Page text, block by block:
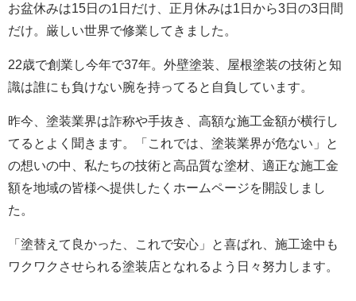
お盆休みは15日の1日だけ、正月休みは1日から3日の3日間
だけ。厳しい世界で修業してきました。
22歳で創業し今年で37年。外壁塗装、屋根塗装の技術と知
識は誰にも負けない腕を持ってると自負しています。
昨今、塗装業界は詐称や手抜き、高額な施工金額が横行し
てるとよく聞きます。「これでは、塗装業界が危ない」と
の想いの中、私たちの技術と高品質な塗材、適正な施工金
額を地域の皆様へ提供したくホームページを開設しまし
た。
「塗替えて良かった、これで安心」と喜ばれ、施工途中も
ワクワクさせられる塗装店となれるよう日々努力します。